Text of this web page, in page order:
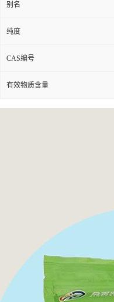
别名
纯度
CAS编号
有效物质含量